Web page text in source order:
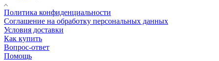
Политика конфиденциальности
Соглашение на обработку персональных данных
Условия доставки
Как купить
Вопрос-ответ
Помощь